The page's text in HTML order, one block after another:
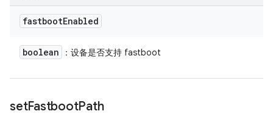
fastbootEnabled
boolean ：设备是否支持 fastboot
setFastbootPath